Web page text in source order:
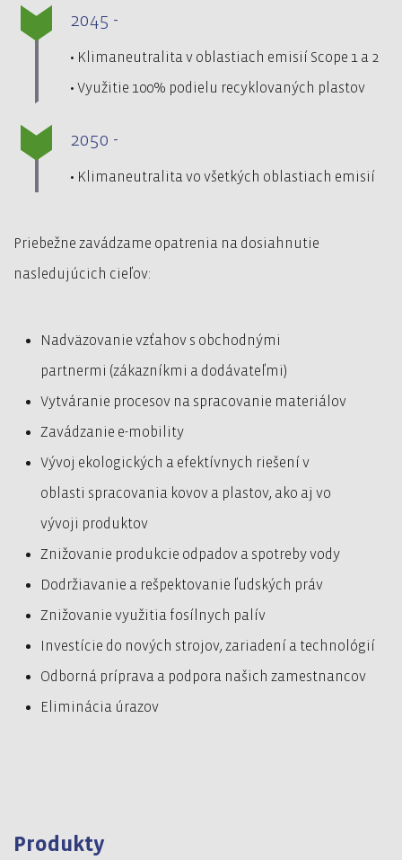
2045 -
• Klimaneutralita v oblastiach emisií Scope 1 a 2
• Využitie 100% podielu recyklovaných plastov
2050 -
• Klimaneutralita vo všetkých oblastiach emisií
Priebežne zavádzame opatrenia na dosiahnutie
nasledujúcich cieľov:
Nadväzovanie vzťahov s obchodnými
partnermi (zákazníkmi a dodávateľmi)
Vytváranie procesov na spracovanie materiálov
Zavádzanie e-mobility
Vývoj ekologických a efektívnych riešení v
oblasti spracovania kovov a plastov, ako aj vo
vývoji produktov
Znižovanie produkcie odpadov a spotreby vody
Dodržiavanie a rešpektovanie ľudských práv
Znižovanie využitia fosílnych palív
Investície do nových strojov, zariadení a technológií
Odborná príprava a podpora našich zamestnancov
Eliminácia úrazov
Produkty